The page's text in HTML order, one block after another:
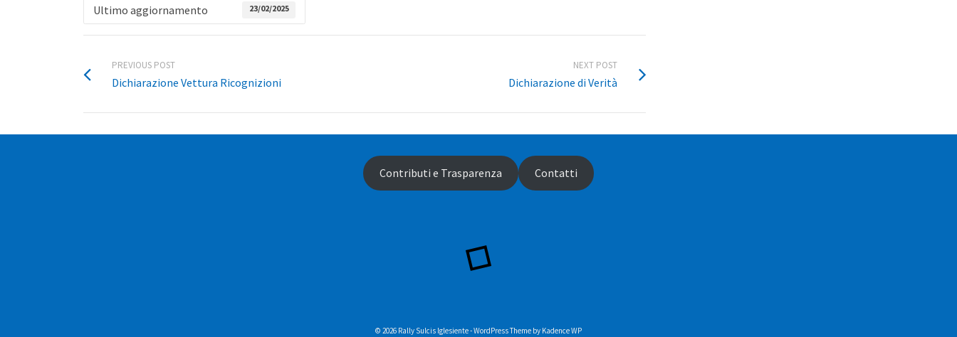
Ultimo aggiornamento 23/02/2025
PREVIOUS POST
Dichiarazione Vettura Ricognizioni
NEXT POST
Dichiarazione di Verità
Contributi e Trasparenza Contatti
© 2026 Rally Sulcis Iglesiente - WordPress Theme by Kadence WP